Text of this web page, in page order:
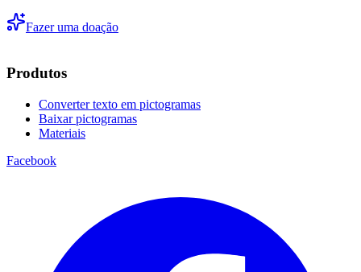
Fazer uma doação
Produtos
Converter texto em pictogramas
Baixar pictogramas
Materiais
Facebook